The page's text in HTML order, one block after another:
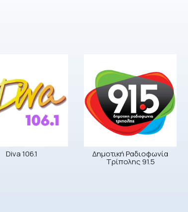
Diva 106.1 Δημοτική Ραδιοφωνία
Τρίπολης 91.5